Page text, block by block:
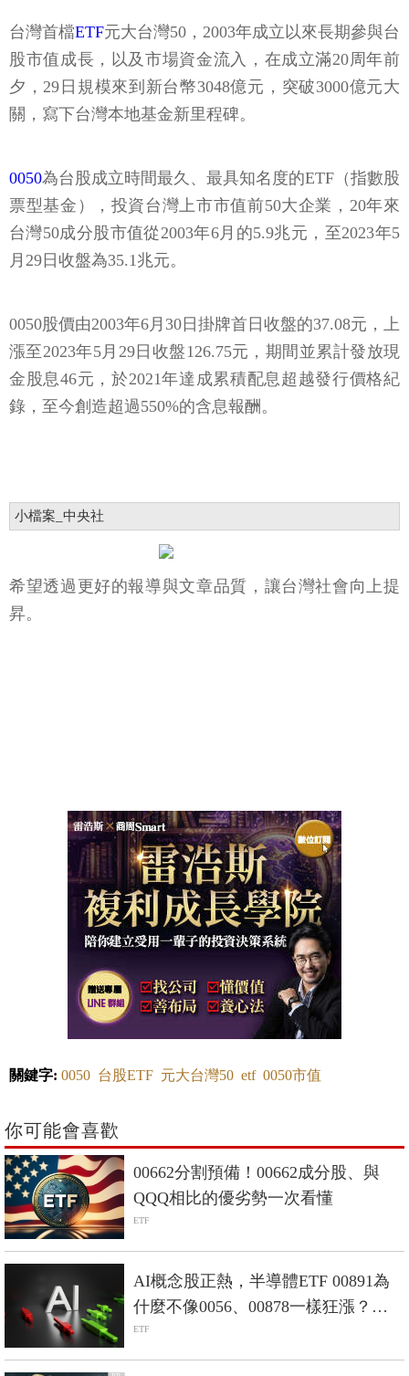
台灣首檔ETF元大台灣50，2003年成立以來長期參與台
股市值成長，以及市場資金流入，在成立滿20周年前
夕，29日規模來到新台幣3048億元，突破3000億元大
關，寫下台灣本地基金新里程碑。
0050為台股成立時間最久、最具知名度的ETF（指數股
票型基金），投資台灣上市市值前50大企業，20年來
台灣50成分股市值從2003年6月的5.9兆元，至2023年5
月29日收盤為35.1兆元。
0050股價由2003年6月30日掛牌首日收盤的37.08元，上
漲至2023年5月29日收盤126.75元，期間並累計發放現
金股息46元，於2021年達成累積配息超越發行價格紀
錄，至今創造超過550%的含息報酬。
小檔案_中央社
希望透過更好的報導與文章品質，讓台灣社會向上提
昇。
關鍵字: 0050 台股ETF 元大台灣50 etf 0050市值
你可能會喜歡
00662分割預備！00662成分股、與
QQQ相比的優劣勢一次看懂
ETF
AI概念股正熱，半導體ETF 00891為
什麼不像0056、00878一樣狂漲？股
添樂點出關鍵
ETF